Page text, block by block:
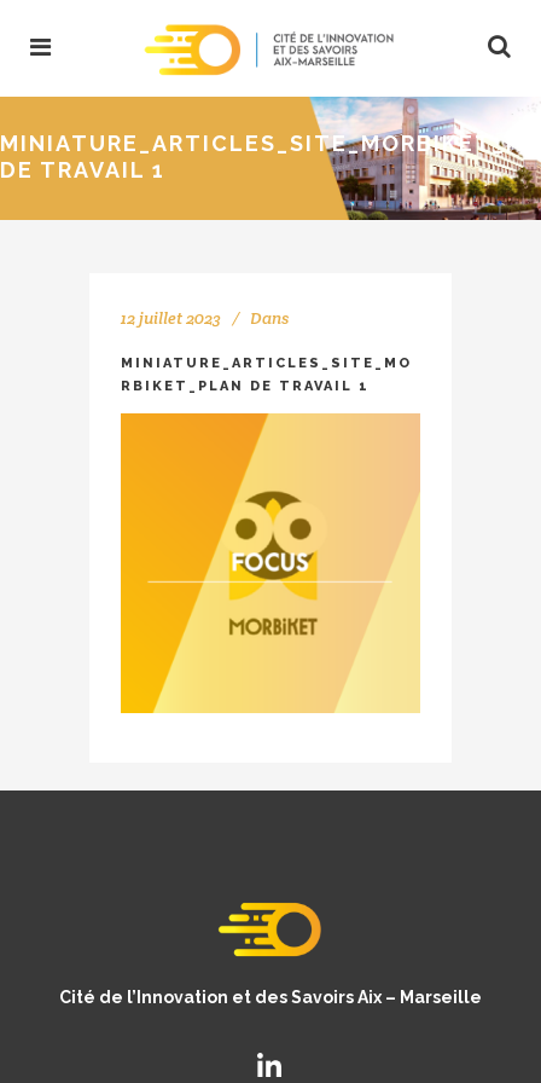
DE TRAVAIL 1
12 juillet 2023 Dans
MINIATURE_ARTICLES_SITE_MO
RBIKET_PLAN DE TRAVAIL 1
Cité de l’Innovation et des Savoirs Aix – Marseille